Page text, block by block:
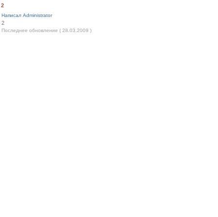
2
Написал Administrator
2
Последнее обновление ( 28.03.2009 )